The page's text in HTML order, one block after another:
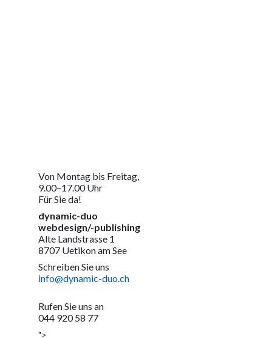
Von Montag bis Freitag,
9.00–17.00 Uhr
Für Sie da!
dynamic-duo
webdesign/-publishing
Alte Landstrasse 1
8707 Uetikon am See
Schreiben Sie uns
info@dynamic-duo.ch
Rufen Sie uns an
044 920 58 77
">